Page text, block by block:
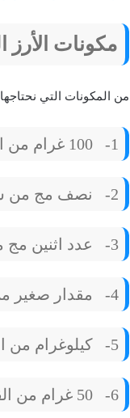
مكونات الأرز
من المكونات التي
1- 100 غرام من الأرز حسب الرغبة.
2- نصف مج من
3- عدد اثنين
4- مقدار صغير
5- كيلوغرام من
6- 50 غرام من القشطة.